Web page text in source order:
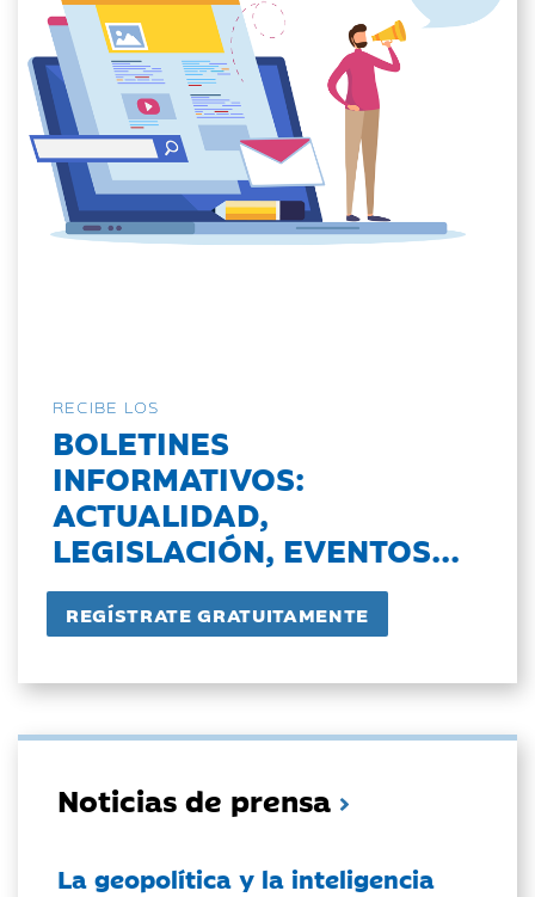
RECIBE LOS
BOLETINES
INFORMATIVOS:
ACTUALIDAD,
LEGISLACIÓN, EVENTOS...
Noticias de prensa
La geopolítica y la inteligencia